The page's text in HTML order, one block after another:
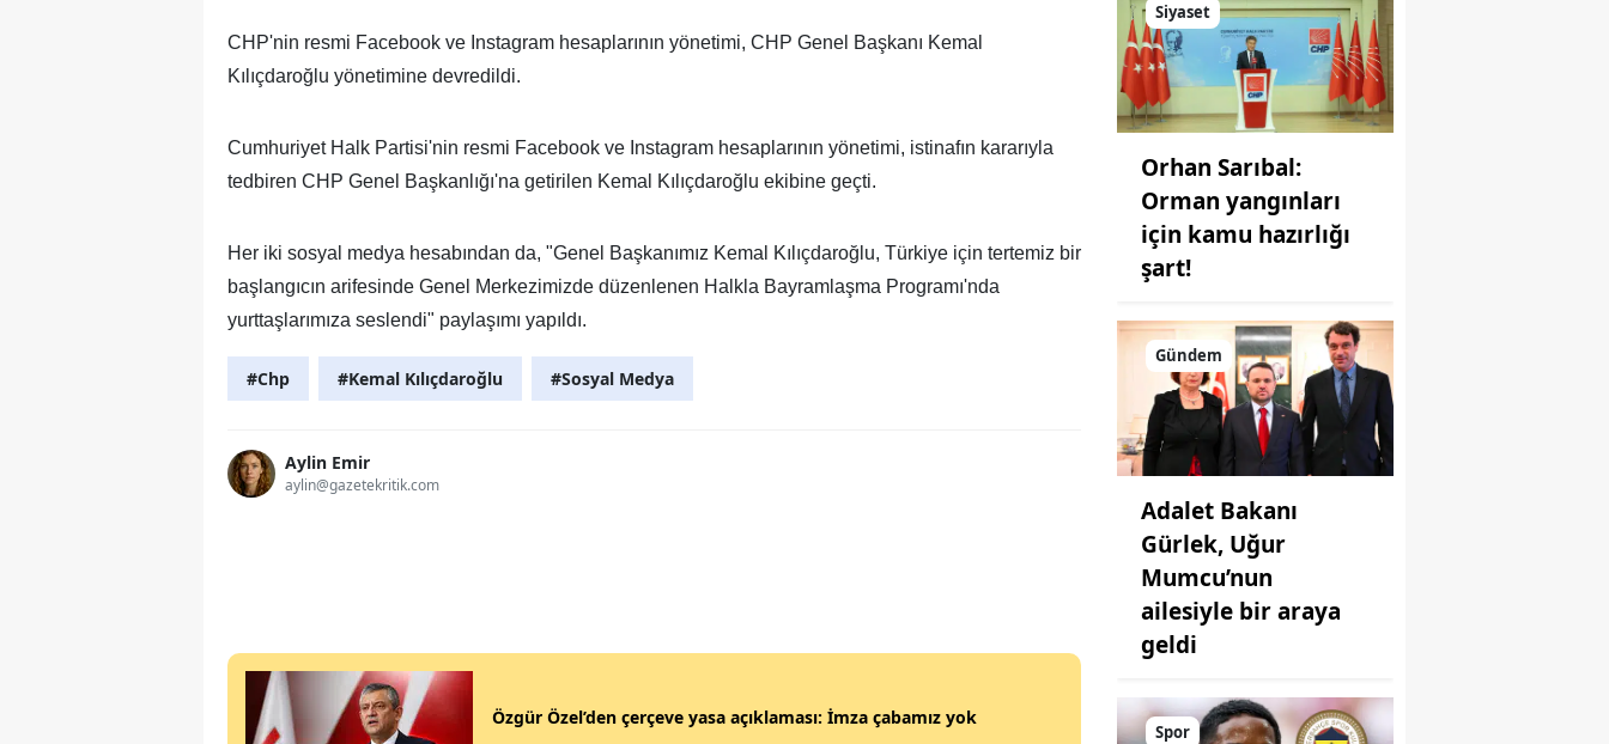
CHP'nin resmi Facebook ve Instagram hesaplarının yönetimi, CHP Genel Başkanı Kemal
Kılıçdaroğlu yönetimine devredildi.
Cumhuriyet Halk Partisi'nin resmi Facebook ve Instagram hesaplarının yönetimi, istinafın kararıyla
tedbiren CHP Genel Başkanlığı'na getirilen Kemal Kılıçdaroğlu ekibine geçti.
Her iki sosyal medya hesabından da, "Genel Başkanımız Kemal Kılıçdaroğlu, Türkiye için tertemiz bir
başlangıcın arifesinde Genel Merkezimizde düzenlenen Halkla Bayramlaşma Programı'nda
yurttaşlarımıza seslendi" paylaşımı yapıldı.
#Chp #Kemal Kılıçdaroğlu #Sosyal Medya
Aylin Emir
aylin@gazetekritik.com
Özgür Özel’den çerçeve yasa açıklaması: İmza çabamız yok
Siyaset
Orhan Sarıbal:
Orman yangınları
için kamu hazırlığı
şart!
Gündem
Adalet Bakanı
Gürlek, Uğur
Mumcu’nun
ailesiyle bir araya
geldi
Spor